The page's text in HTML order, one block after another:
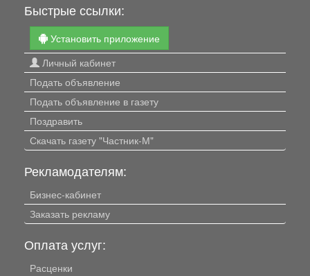
Быстрые ссылки:
Установить приложение
Личный кабинет
Подать объявление
Подать объявление в газету
Поздравить
Скачать газету "Частник-М"
Рекламодателям:
Бизнес-кабинет
Заказать рекламу
Оплата услуг:
Расценки